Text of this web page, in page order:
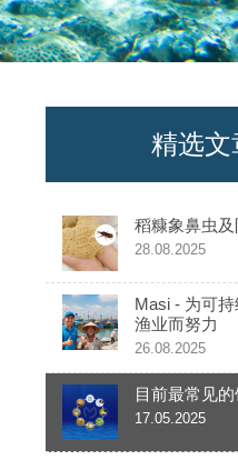
精选文
稻糠象鼻虫
28.08.2025
Masi - 为可
渔业而努力
26.08.2025
目前最常见
17.05.2025